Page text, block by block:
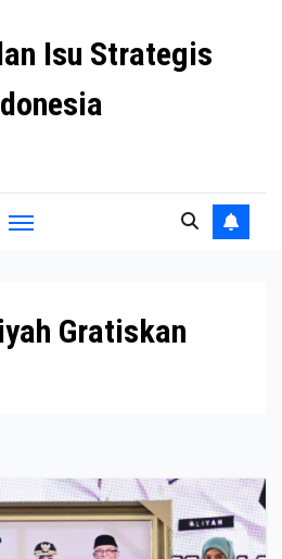
Isu Strategis
Gratiskan